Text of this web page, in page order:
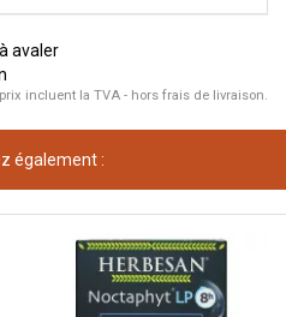
avaler
incluent la TVA - hors frais de livraison.
également :